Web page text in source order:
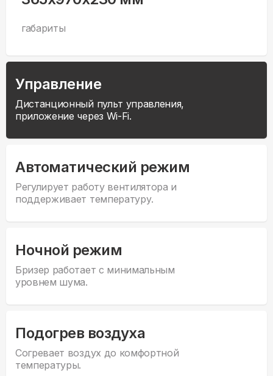
габариты
Управление
Дистанционный пульт управления,
приложение через Wi-Fi.
Автоматический режим
Регулирует работу вентилятора и
поддерживает температуру.
Ночной режим
Бризер работает с минимальным
уровнем шума.
Подогрев воздуха
Согревает воздух до комфортной
температуры.